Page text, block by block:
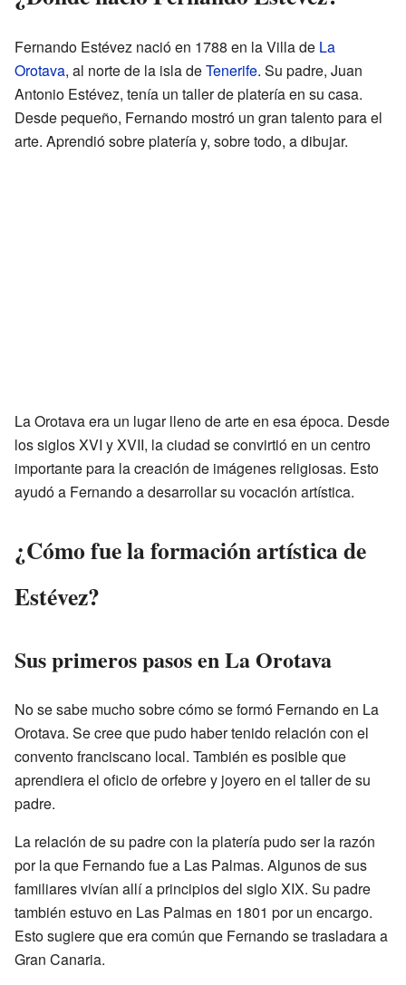
Fernando Estévez nació en 1788 en la Villa de La
Orotava, al norte de la isla deTenerife. Su padre, Juan
Antonio Estévez, tenía un taller de platería en su casa.
Desde pequeño, Fernando mostró un gran talento para el
arte. Aprendió sobre platería y, sobre todo, a dibujar.
La Orotava era un lugar lleno de arte en esa época. Desde
los siglos XVI y XVII, la ciudad se convirtió en un centro
importante para la creación de imágenes religiosas. Esto
ayudó a Fernando a desarrollar su vocación artística.
¿Cómo fue la formación artística de
Estévez?
Sus primeros pasos en La Orotava
No se sabe mucho sobre cómo se formó Fernando en La
Orotava. Se cree que pudo haber tenido relación con el
convento franciscano local. También es posible que
aprendiera el oficio de orfebre y joyero en el taller de su
padre.
La relación de su padre con la platería pudo ser la razón
por la que Fernando fue a Las Palmas. Algunos de sus
familiares vivían allí a principios del siglo XIX. Su padre
también estuvo en Las Palmas en 1801 por un encargo.
Esto sugiere que era común que Fernando se trasladara a
Gran Canaria.